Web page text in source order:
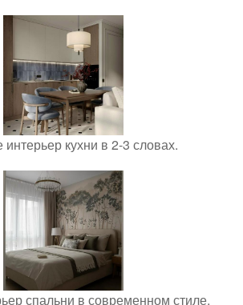
кухни в 2-3 словах.
спальни в современном стиле.